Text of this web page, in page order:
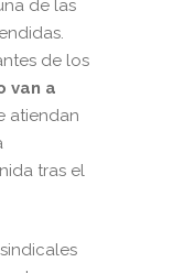
de las
de los
van a
atiendan
tras el